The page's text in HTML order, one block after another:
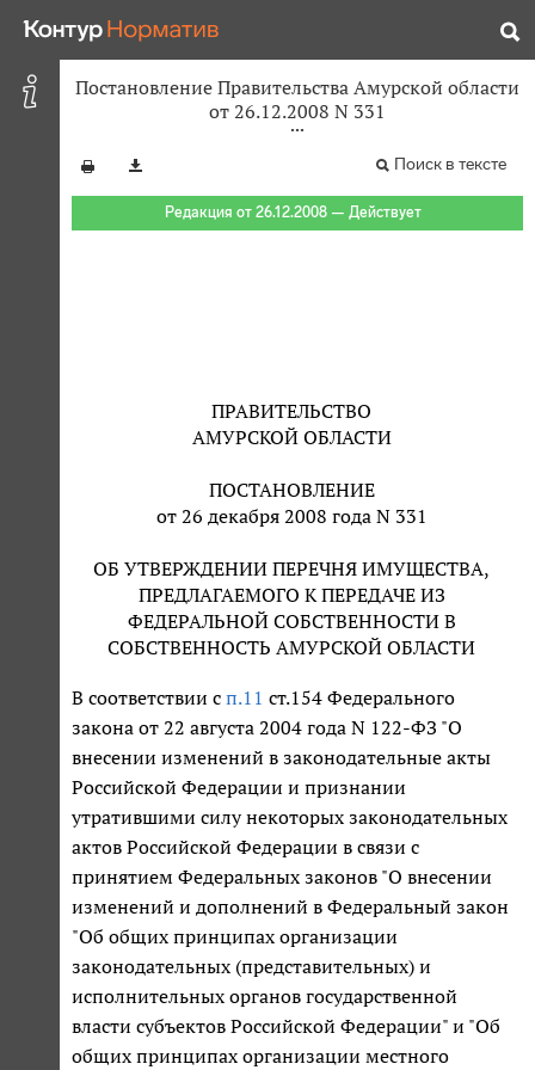
Постановление Правительства Амурской области
от 26.12.2008 N 331
Поиск в тексте
Редакция от 26.12.2008 — Действует
ПРАВИТЕЛЬСТВО
АМУРСКОЙ ОБЛАСТИ
ПОСТАНОВЛЕНИЕ
от 26 декабря 2008 года N 331
ОБ УТВЕРЖДЕНИИ ПЕРЕЧНЯ ИМУЩЕСТВА,
ПРЕДЛАГАЕМОГО К ПЕРЕДАЧЕ ИЗ
ФЕДЕРАЛЬНОЙ СОБСТВЕННОСТИ В
СОБСТВЕННОСТЬ АМУРСКОЙ ОБЛАСТИ
В соответствии с п.11 ст.154 Федерального
закона от 22 августа 2004 года N 122-ФЗ "О
внесении изменений в законодательные акты
Российской Федерации и признании
утратившими силу некоторых законодательных
актов Российской Федерации в связи с
принятием Федеральных законов "О внесении
изменений и дополнений в Федеральный закон
"Об общих принципах организации
законодательных (представительных) и
исполнительных органов государственной
власти субъектов Российской Федерации" и "Об
общих принципах организации местного